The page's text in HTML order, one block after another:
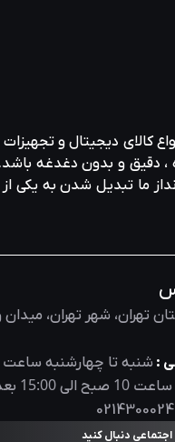
کالای دیجیتال و
دقیق و بدون دغدغه
ما تبدیل شدن به یکی از
تهران، شهر تهران،
: شنبه تا چهارشنبه ساعت
ساعت
صبح الی 15:00
دنبال کنید